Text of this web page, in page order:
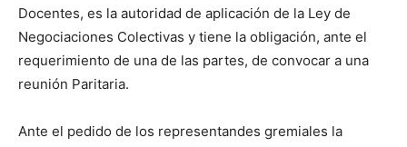
Docentes, es la autoridad de aplicación de la Ley de
Negociaciones Colectivas y tiene la obligación, ante el
requerimiento de una de las partes, de convocar a una
reunión Paritaria.
Ante el pedido de los representandes gremiales la